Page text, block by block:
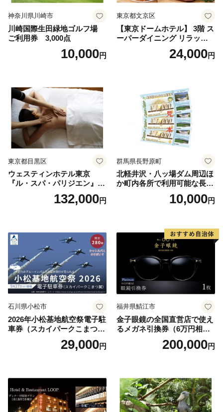
神奈川県川崎市
川崎国際生田緑地ゴルフ場
ご利用券 3,000点
10,000円
東京都文京区
【東京ドームホテル】 3階 ス
ーパーダイニング リラッサ
ランチブッフェ お食事券 大
人1名様分 関東 東京 ご利用
24,000円
東京都目黒区
ウェスティンホテル東京
『ル・スパ・パリジエン』選
べるボディセラピー90分/1名
132,000円
群馬県長野原町
北軽井沢・八ッ場ダム周辺ほ
か町内各所で利用可能な長野
原町ふるさと感謝券（3,000
円分）【トラベル 観光 旅行
10,000円
石川県小松市
2026年小松基地航空祭電子駐
車券（スカイパークこまつ
翼） 駐車場 シャトルバスの
りばすぐ 石川県 小松市
29,000円
福井県鯖江市
金子眼鏡の全国直営店で使え
るメガネ引換券（6万円相
当） Platinum200,000円